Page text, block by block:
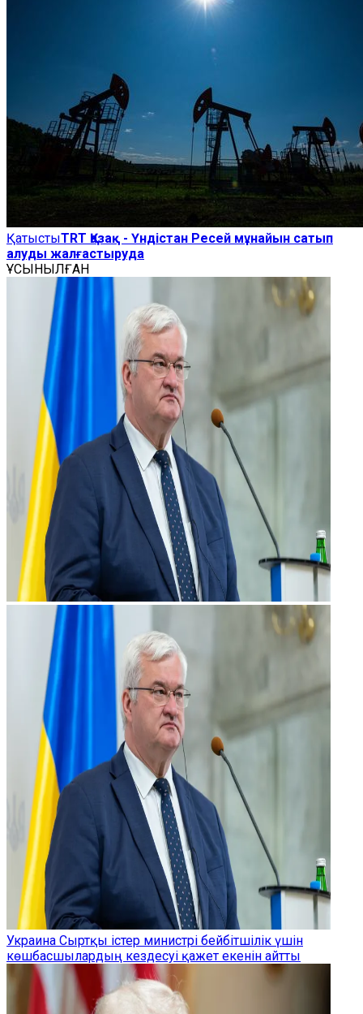
ҚатыстыTRT Қазақ - Үндістан Ресей мұнайын сатып
алуды жалғастыруда
ҰСЫНЫЛҒАН
Украина Сыртқы істер министрі бейбітшілік үшін
көшбасшылардың кездесуі қажет екенін айтты